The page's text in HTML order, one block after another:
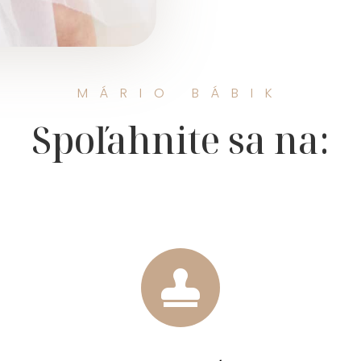
MÁRIO BÁBIK
Spoľahnite sa na:
